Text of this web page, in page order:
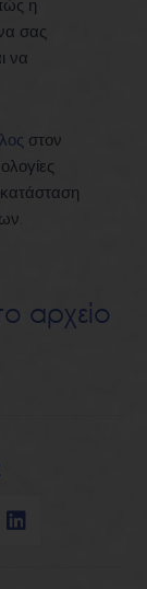
η
σας
να
στον
αρχείο